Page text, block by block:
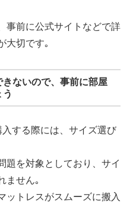
事前に公式サイトなどで詳
大切です｡
ないので、事前に部屋
する際には、サイズ選び
題を対象としており、サイ
ません｡
ットレスがスムーズに搬入